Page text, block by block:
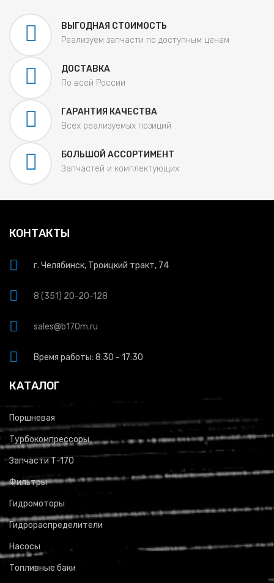
ВЫГОДНАЯ СТОИМОСТЬ
Реализуем запчасти по доступным ценам
ДОСТАВКА
По всей России
ГАРАНТИЯ КАЧЕСТВА
Всех реализуемых позиций
БОЛЬШОЙ АССОРТИМЕНТ
Запчастей и комплектующих
КОНТАКТЫ
г. Челябинск, Троицкий тракт, 74
8 (351) 20-20-128
sales@b170m.ru
Время работы: 8:30 - 17:30
КАТАЛОГ
Поршневая
Турбокомпрессоры
Запчасти Т-170
Фильтры
Гидромоторы
Гидрораспределители
Насосы
Топливные баки